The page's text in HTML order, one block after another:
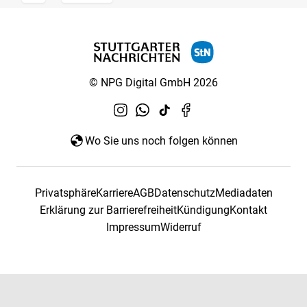
© NPG Digital GmbH 2026
Wo Sie uns noch folgen können
PrivatsphäreKarriereAGBDatenschutzMediadaten
Erklärung zur BarrierefreiheitKündigungKontakt
ImpressumWiderruf